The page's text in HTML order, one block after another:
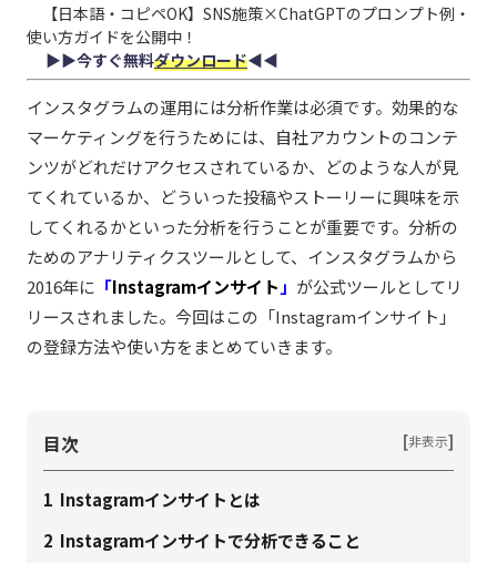
【日本語・コピペOK】SNS施策×ChatGPTのプロンプト例・
使い方ガイドを公開中！
▶︎▶︎今すぐ無料ダウンロード◀︎◀︎
インスタグラムの運用には分析作業は必須です。効果的な
マーケティングを行うためには、自社アカウントのコンテ
ンツがどれだけアクセスされているか、どのような人が見
てくれているか、どういった投稿やストーリーに興味を示
してくれるかといった分析を行うことが重要です。分析の
ためのアナリティクスツールとして、インスタグラムから
2016年に 「Instagramインサイト」 が公式ツールとしてリ
リースされました。今回はこの「Instagramインサイト」
の登録方法や使い方をまとめていきます。
目次 [非表示]
1 Instagramインサイトとは
2 Instagramインサイトで分析できること